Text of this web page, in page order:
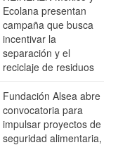
Ecolana presentan
campaña que busca
incentivar la
separación y el
reciclaje de residuos
Fundación Alsea abre
convocatoria para
impulsar proyectos de
seguridad alimentaria,